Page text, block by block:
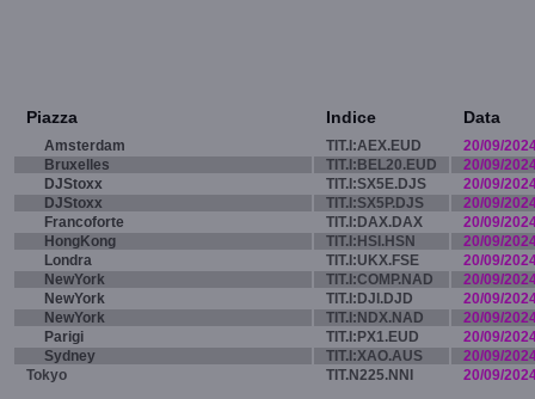
Piazza Indice Data
Amsterdam TIT.I:AEX.EUD
20/09/
Bruxelles
TIT.I:BEL20.EUD
20/09/
DJStoxx
TIT.I:SX5E.DJS
20/09/
DJStoxx
TIT.I:SX5P.DJS
20/09/
Francoforte
TIT.I:DAX.DAX
20/09/
HongKong
TIT.I:HSI.HSN
20/09/
Londra
TIT.I:UKX.FSE
20/09/
NewYork
TIT.I:COMP.NAD
20/09/
NewYork
TIT.I:DJI.DJD
20/09/
NewYork
TIT.I:NDX.NAD
20/09/
Parigi
TIT.I:PX1.EUD
20/09/
Sydney
TIT.I:XAO.AUS
20/09/
Tokyo
TIT.N225.NNI 20/09/